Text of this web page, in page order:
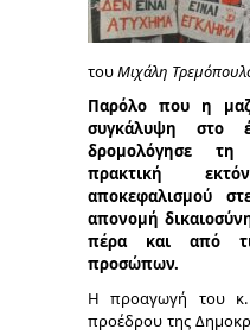
τουΜιχάλη
Παρόλο που η
συγκάλυψη στο
δρομολόγησε τη
πρακτική
αποκεφαλισμού
απονομή
πέρα και από
προσώπων.
Η προαγωγή του
προέδρου της